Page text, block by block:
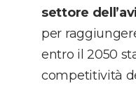
settore
per
entro il 2050
competitività